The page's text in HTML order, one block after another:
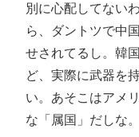
別に心配してない
ら、ダントツで中
せされてるし。韓
ど、実際に武器を
い。あそこはアメ
な「属国」だしな。